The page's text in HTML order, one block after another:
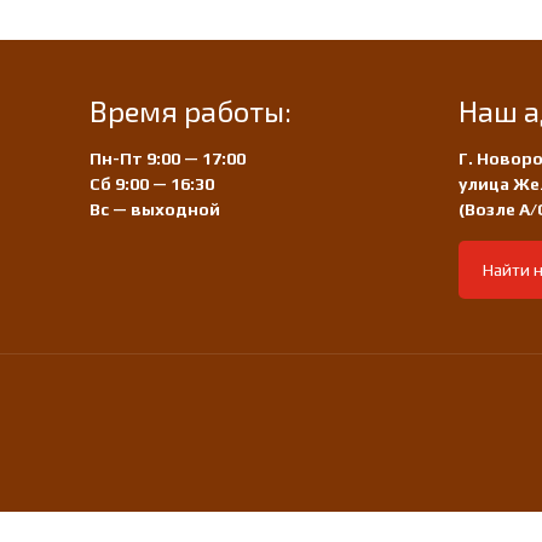
Время работы:
Пн-Пт 9:00 — 17:00
Сб 9:00 — 16:30
Вс — выходной
Наш
Г.
улица
(Возле
Найти